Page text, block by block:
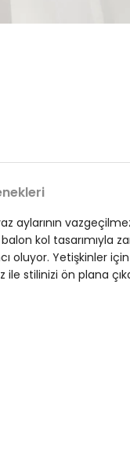
aylarının
kol tasarımıyla
oluyor.
stilinizi ön plana